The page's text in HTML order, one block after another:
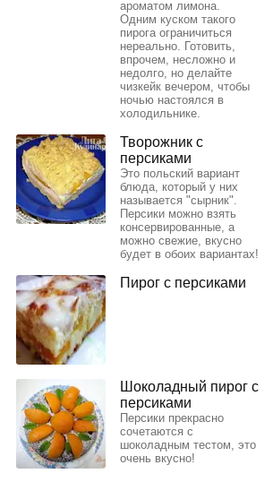
ароматом лимона.
Одним куском такого
пирога ограничиться
нереально. Готовить,
впрочем, несложно и
недолго, но делайте
чизкейк вечером, чтобы
ночью настоялся в
холодильнике.
Творожник с
персиками
Это польский вариант
блюда, который у них
называется "сырник".
Персики можно взять
консервированные, а
можно свежие, вкусно
будет в обоих вариантах!
Пирог с персиками
Шоколадный пирог с
персиками
Персики прекрасно
сочетаются с
шоколадным тестом, это
очень вкусно!